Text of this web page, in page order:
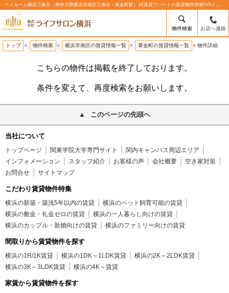
ベイルーム横浜三春台（神奈川県横浜市南区三春台・黄金町駅）1K賃貸アパートの賃貸物件情報%% | 株式会社ライフサロン横浜
物件検索 お店へ連絡
トップ > 物件検索 > 横浜市南区の賃貸情報一覧 > 黄金町の賃貸情報一覧 > 物件詳細
こちらの物件は掲載を終了しております。
条件を変えて、再度検索をお願いします。
このページの先頭へ
当社について
トップページ 関東学院大学専門サイト
関内キャンパス周辺エリア
インフォメーション
スタッフ紹介 お客様の声 会社概要
空き家対策
お問合せ
サイトマップ
こだわり賃貸物件特集
横浜の新築・築浅5年以内の賃貸
横浜のペット飼育可能の賃貸
横浜の敷金・礼金ゼロの賃貸
横浜の一人暮らし向けの賃貸
横浜のカップル・新婚向けの賃貸
横浜のファミリー向けの賃貸
間取りから賃貸物件を探す
横浜の1R/1K賃貸 横浜の1DK～1LDK賃貸
横浜の2K～2LDK賃貸
横浜の3K～3LDK賃貸
横浜の4K～賃貸
家賃から賃貸物件を探す